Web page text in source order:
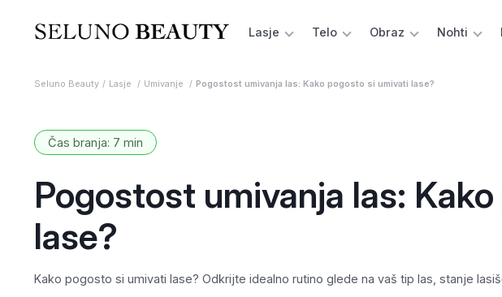
Lasje Telo Obraz Nohti
Seluno Beauty Lasje Umivanje Pogostost umivanja las: Kako pogosto si umivati lase?
Čas branja: 7 min
Pogostost umivanja las:
lase?
Kako pogosto si umivati lase? Odkrijte idealno rutino glede na vaš tip las, stanje